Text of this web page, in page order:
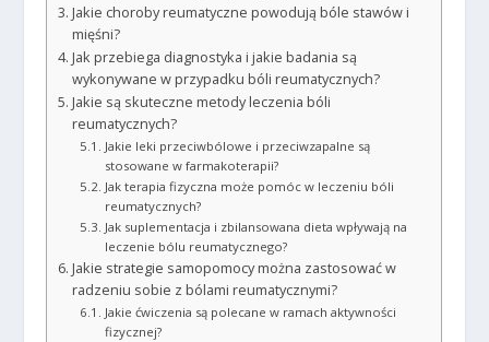
Jakie choroby reumatyczne powodują bóle stawów i
mięśni?
Jak przebiega diagnostyka i jakie badania są
wykonywane w przypadku bóli reumatycznych?
Jakie są skuteczne metody leczenia bóli
reumatycznych?
Jakie leki przeciwbólowe i przeciwzapalne są
stosowane w farmakoterapii?
Jak terapia fizyczna może pomóc w leczeniu bóli
reumatycznych?
Jak suplementacja i zbilansowana dieta wpływają na
leczenie bólu reumatycznego?
Jakie strategie samopomocy można zastosować w
radzeniu sobie z bólami reumatycznymi?
Jakie ćwiczenia są polecane w ramach aktywności
fizycznej?